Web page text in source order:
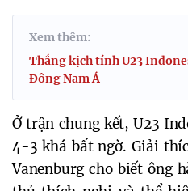
Xem thêm:
Thắng kịch tính U23
Đông Nam Á
Ở trận chung kết, U23
4-3 khá bất ngờ. Giải
Vanenburg cho biết ông